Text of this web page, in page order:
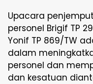
Upacara
personel Brigif TP
Yonif TP 869/TW
dalam
personel dan
dan kesatuan